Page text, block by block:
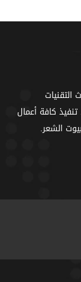
تنفيذ كافة أعمال
الشعر.